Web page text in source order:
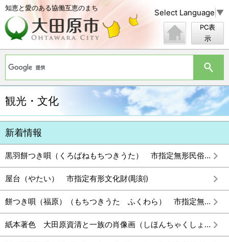
知恵と愛のある協働互恵のまち Select Language ▼
PC表
示
観光・文化
黒羽餅つき唄（くろばねもちつきうた） 市指定無形民俗文化財
屋台（やたい） 市指定有形文化財(彫刻)
餅つき唄（福原）（もちつきうた ふくわら） 市指定無形民俗文化財
紙本著色 大田原資清と一族の肖像画（しほんちゃくしょく おおたわらすけきよといちぞくのしょうぞうが） 市指定有形文化財(歴史資料)